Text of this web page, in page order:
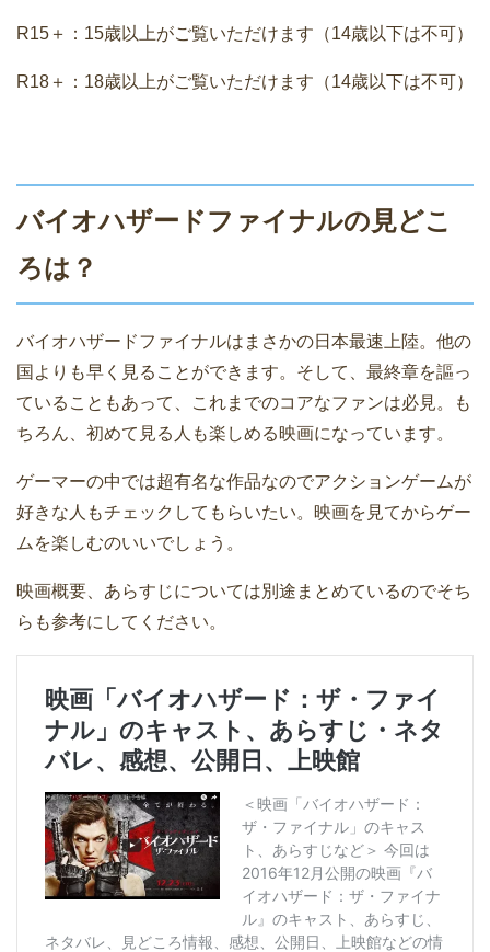
R15＋：15歳以上がご覧いただけます（14歳以下は不可）
R18＋：18歳以上がご覧いただけます（14歳以下は不可）
バイオハザードファイナルの見どこ
ろは？
バイオハザードファイナルはまさかの日本最速上陸。他の
国よりも早く見ることができます。そして、最終章を謳っ
ていることもあって、これまでのコアなファンは必見。も
ちろん、初めて見る人も楽しめる映画になっています。
ゲーマーの中では超有名な作品なのでアクションゲームが
好きな人もチェックしてもらいたい。映画を見てからゲー
ムを楽しむのいいでしょう。
映画概要、あらすじについては別途まとめているのでそち
らも参考にしてください。